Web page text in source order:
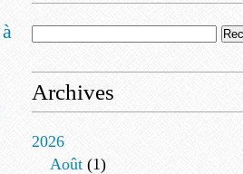
Archives
2026
Août (1)